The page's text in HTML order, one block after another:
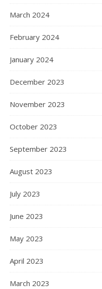
March 2024
February 2024
January 2024
December 2023
November 2023
October 2023
September 2023
August 2023
July 2023
June 2023
May 2023
April 2023
March 2023